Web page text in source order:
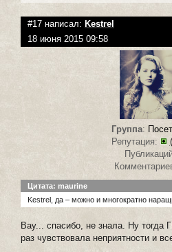
#17 написал: Kestrel
18 июня 2015 09:58
Группа:
Репутация:
(
Цитата: maurine
Kestrel, да – можно и многократно
Вау... спасибо, не знала. Ну тогда
раз чувствовала неприятности и